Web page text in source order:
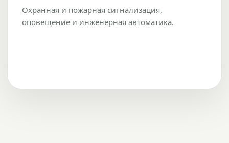
Охранная и пожарная сигнализация,
оповещение и инженерная автоматика.